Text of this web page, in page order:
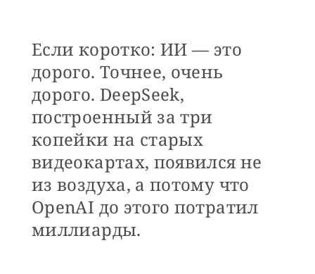
Если коротко: ИИ — это
дорого. Точнее, очень
дорого. DeepSeek,
построенный за три
копейки на старых
видеокартах, появился не
из воздуха, а потому что
OpenAI до этого потратил
миллиарды.